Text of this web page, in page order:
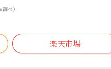
べ）
楽天市場